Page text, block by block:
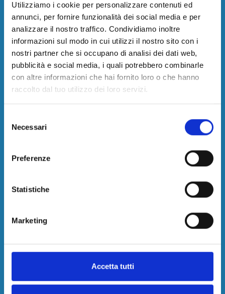
Utilizziamo i cookie per personalizzare contenuti ed
annunci, per fornire funzionalità dei social media e per
analizzare il nostro traffico. Condividiamo inoltre
informazioni sul modo in cui utilizzi il nostro sito con i
nostri partner che si occupano di analisi dei dati web,
pubblicità e social media, i quali potrebbero combinarle
con altre informazioni che hai fornito loro o che hanno
raccolto dal tuo utilizzo dei loro servizi.
delNecessari
Preferenze
Statistiche
Marketing
Accetta tutti
Parcheggi Aeroporto Alghero
Parcheggi Aeroporto Bari-Palese
Parcheggi Aeroporto Bologna
Parcheggi Aeroporto Cagliari
Parcheggi Aeroporto Capodichino
Parcheggi Aeroporto Catania Fontanarossa
Parcheggi Aeroporto Ciampino
Parcheggi Aeroporto Comiso
Parcheggi Aeroporto Firenze
Parcheggi Aeroporto Genova
Parcheggi Aeroporto Olbia-Costa Smeralda
Parcheggi Aeroporto Palermo
Parcheggi Aeroporto Reggio Calabria
Parcheggi Aeroporto Torino
Città